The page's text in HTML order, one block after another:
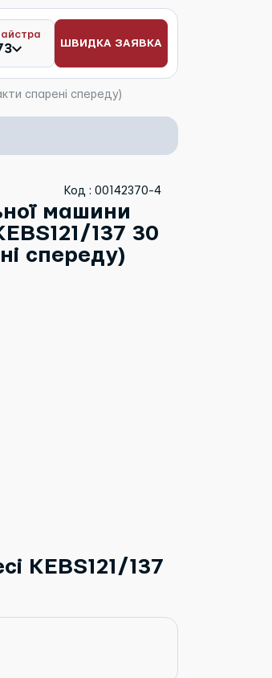
ШВИДКА ЗАЯВКА
спарені спереду)
Код : 00142370-4
машини
137 30
спереду)
KEBS121/137